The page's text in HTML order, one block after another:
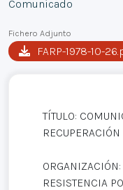
Comunicado
Fichero Adjunto
FARP-1978-10-
TÍTULO:
RESISTENCIA